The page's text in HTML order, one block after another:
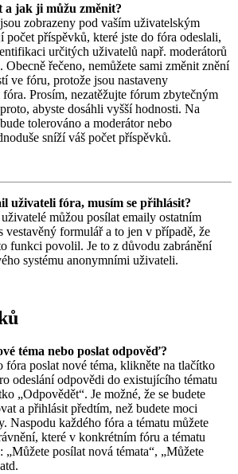
a jak ji můžu změnit?
zobrazeny pod vaším uživatelským
počet příspěvků, které jste do fóra odeslali,
určitých uživatelů např. moderátorů
Obecně řečeno, nemůžete sami změnit znění
ve fóru, protože jsou nastaveny
Prosím, nezatěžujte fórum zbytečným
abyste dosáhli vyšší hodnosti. Na
tolerováno a moderátor nebo
sníží váš počet příspěvků.
uživateli fóra, musím se přihlásit?
můžou posílat emaily ostatním
vestavěný formulář a to jen v případě, že
funkci povolil. Je to z důvodu zabránění
systému anonymními uživateli.
téma nebo poslat odpověď?
fóra poslat nové téma, klikněte na tlačítko
odeslání odpovědi do existujícího tématu
„Odpovědět“. Je možné, že se budete
a přihlásit předtím, než budete moci
Naspodu každého fóra a tématu můžete
které v konkrétním fóru a tématu
„Můžete posílat nová témata“, „Můžete